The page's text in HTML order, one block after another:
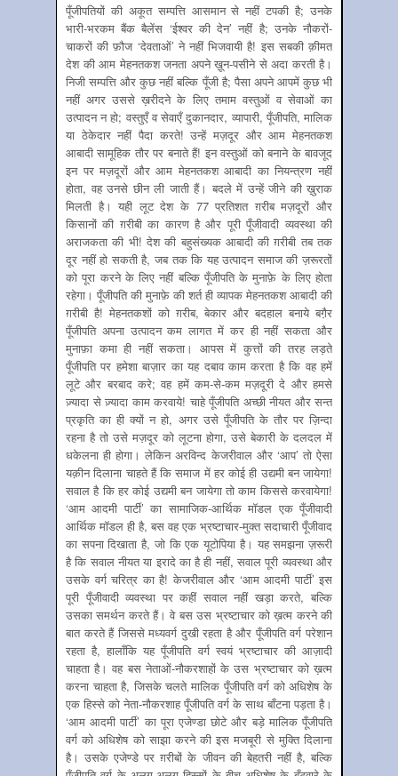
पूँजीपतियों की अकूत सम्पत्ति आसमान से नहीं टपकी है; उनके
भारी-भरकम बैंक बैलेंस ‘ईश्वर की देन’ नहीं है; उनके नौकरों-
चाकरों की फ़ौज ‘देवताओं’ ने नहीं भिजवायी है! इस सबकी क़ीमत
देश की आम मेहनतकश जनता अपने ख़ून-पसीने से अदा करती है।
निजी सम्पत्ति और कुछ नहीं बल्कि पूँजी है; पैसा अपने आपमें कुछ भी
नहीं अगर उससे ख़रीदने के लिए तमाम वस्तुओं व सेवाओं का
उत्पादन न हो; वस्तुएँ व सेवाएँ दुकानदार, व्यापारी, पूँजीपति, मालिक
या ठेकेदार नहीं पैदा करते! उन्हें मज़दूर और आम मेहनतकश
आबादी सामूहिक तौर पर बनाते हैं! इन वस्तुओं को बनाने के बावजूद
इन पर मज़दूरों और आम मेहनतकश आबादी का नियन्त्रण नहीं
होता, वह उनसे छीन ली जाती हैं। बदले में उन्हें जीने की ख़ुराक
मिलती है। यही लूट देश के 77 प्रतिशत ग़रीब मज़दूरों और
किसानों की ग़रीबी का कारण है और पूरी पूँजीवादी व्यवस्था की
अराजकता की भी! देश की बहुसंख्यक आबादी की ग़रीबी तब तक
दूर नहीं हो सकती है, जब तक कि यह उत्पादन समाज की ज़रूरतों
को पूरा करने के लिए नहीं बल्कि पूँजीपति के मुनाफ़े के लिए होता
रहेगा। पूँजीपति की मुनाफ़े की शर्त ही व्यापक मेहनतकश आबादी की
ग़रीबी है! मेहनतकशों को ग़रीब, बेकार और बदहाल बनाये बगै़र
पूँजीपति अपना उत्पादन कम लागत में कर ही नहीं सकता और
मुनाफ़ा कमा ही नहीं सकता। आपस में कुत्तों की तरह लड़ते
पूँजीपति पर हमेशा बाज़ार का यह दबाव काम करता है कि वह हमें
लूटे और बरबाद करे; वह हमें कम-से-कम मज़दूरी दे और हमसे
ज़्यादा से ज़्यादा काम करवाये! चाहे पूँजीपति अच्छी नीयत और सन्त
प्रकृति का ही क्यों न हो, अगर उसे पूँजीपति के तौर पर ज़िन्दा
रहना है तो उसे मज़दूर को लूटना होगा, उसे बेकारी के दलदल में
धकेलना ही होगा। लेकिन अरविन्द केजरीवाल और ‘आप’ तो ऐसा
यक़ीन दिलाना चाहते हैं कि समाज में हर कोई ही उद्यमी बन जायेगा!
सवाल है कि हर कोई उद्यमी बन जायेगा तो काम किससे करवायेगा!
‘आम आदमी पार्टी’ का सामाजिक-आर्थिक मॉडल एक पूँजीवादी
आर्थिक मॉडल ही है, बस वह एक भ्रष्टाचार-मुक्त सदाचारी पूँजीवाद
का सपना दिखाता है, जो कि एक यूटोपिया है। यह समझना ज़रूरी
है कि सवाल नीयत या इरादे का है ही नहीं, सवाल पूरी व्यवस्था और
उसके वर्ग चरित्र का है! केजरीवाल और ‘आम आदमी पार्टी’ इस
पूरी पूँजीवादी व्यवस्था पर कहीं सवाल नहीं खड़ा करते, बल्कि
उसका समर्थन करते हैं। वे बस उस भ्रष्टाचार को ख़त्म करने की
बात करते हैं जिससे मध्यवर्ग दुखी रहता है और पूँजीपति वर्ग परेशान
रहता है, हालाँकि यह पूँजीपति वर्ग स्वयं भ्रष्टाचार की आज़ादी
चाहता है। वह बस नेताओं-नौकरशाहों के उस भ्रष्टाचार को ख़त्म
करना चाहता है, जिसके चलते मालिक पूँजीपति वर्ग को अधिशेष के
एक हिस्से को नेता-नौकरशाह पूँजीपति वर्ग के साथ बाँटना पड़ता है।
‘आम आदमी पार्टी’ का पूरा एजेण्डा छोटे और बड़े मालिक पूँजीपति
वर्ग को अधिशेष को साझा करने की इस मजबूरी से मुक्ति दिलाना
है। उसके एजेण्डे पर ग़रीबों के जीवन की बेहतरी नहीं है, बल्कि